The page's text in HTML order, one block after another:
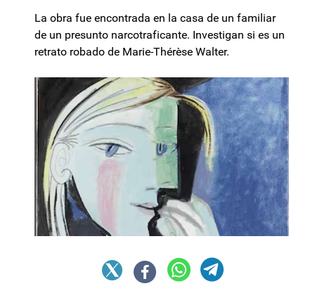
La obra fue encontrada en la casa de un familiar
de un presunto narcotraficante. Investigan si es un
retrato robado de Marie-Thérèse Walter.